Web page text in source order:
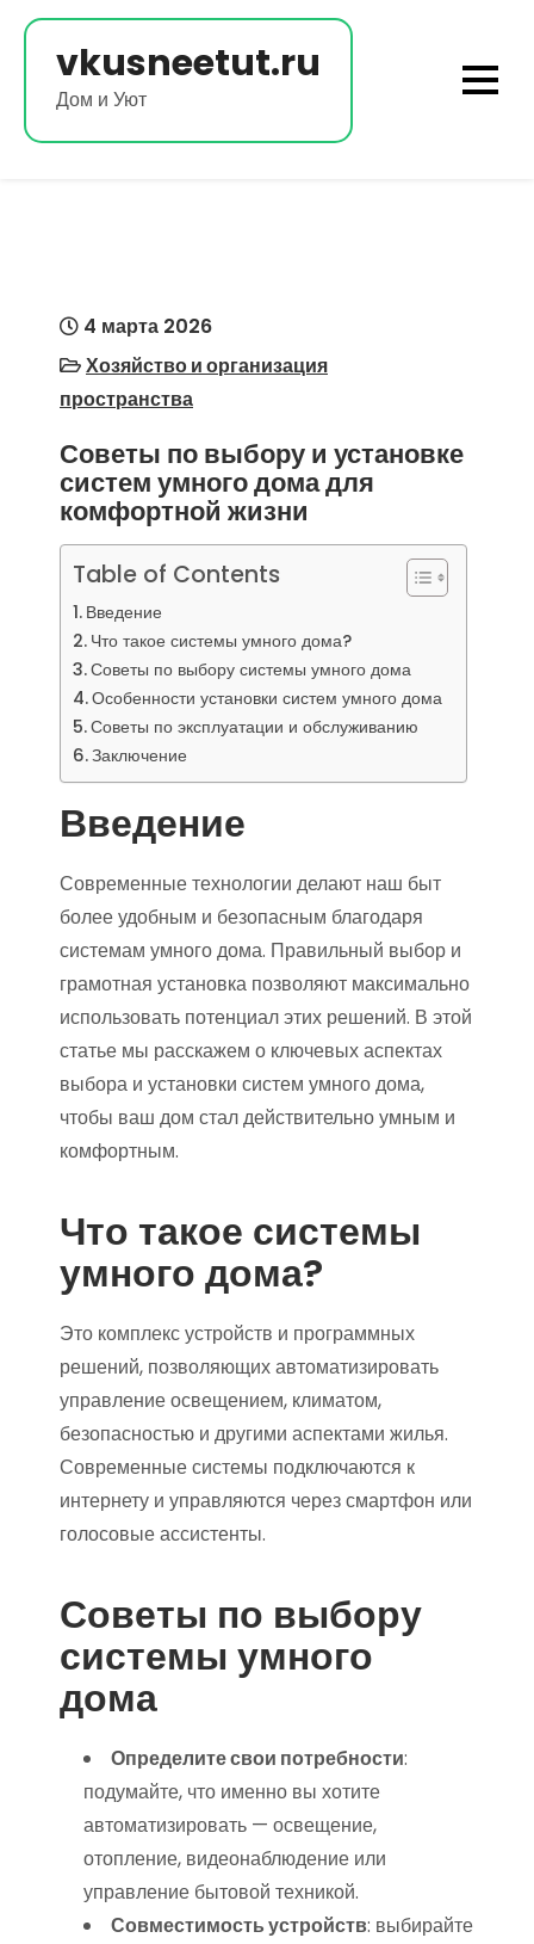
Перейти
содержимому
vkusneetut.ru
Дом и Уют
4 марта 2026
Хозяйство и организация
пространства
Советы по выбору и установке
систем умного дома для
комфортной жизни
Table of Contents
Введение
Что такое системы умного дома?
Советы по выбору системы умного дома
Особенности установки систем умного дома
Советы по эксплуатации и обслуживанию
Заключение
Введение
Современные технологии делают наш быт
более удобным и безопасным благодаря
системам умного дома. Правильный выбор и
грамотная установка позволяют максимально
использовать потенциал этих решений. В этой
статье мы расскажем о ключевых аспектах
выбора и установки систем умного дома,
чтобы ваш дом стал действительно умным и
комфортным.
Что такое системы
умного дома?
Это комплекс устройств и программных
решений, позволяющих автоматизировать
управление освещением, климатом,
безопасностью и другими аспектами жилья.
Современные системы подключаются к
интернету и управляются через смартфон или
голосовые ассистенты.
Советы по выбору
системы умного
дома
Определите свои потребности:
подумайте, что именно вы хотите
автоматизировать — освещение,
отопление, видеонаблюдение или
управление бытовой техникой.
Совместимость устройств: выбирайте